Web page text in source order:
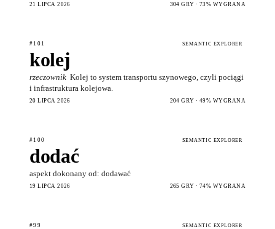
21 LIPCA 2026 304 GRY · 73% WYGRANA
#101 SEMANTIC EXPLORER
kolej
rzeczownik Kolej to system transportu szynowego, czyli pociągi
i infrastruktura kolejowa.
20 LIPCA 2026 204 GRY · 49% WYGRANA
#100 SEMANTIC EXPLORER
dodać
aspekt dokonany od: dodawać
19 LIPCA 2026 265 GRY · 74% WYGRANA
#99 SEMANTIC EXPLORER